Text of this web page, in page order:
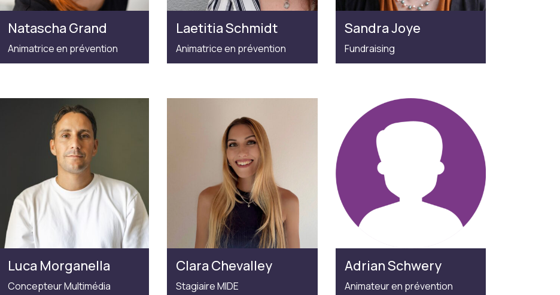
Natascha Grand
Animatrice en prévention
Laetitia Schmidt
Animatrice en prévention
Sandra Joye
Fundraising
Luca Morganella
Concepteur Multimédia
Clara Chevalley
Stagiaire MIDE
Adrian Schwery
Animateur en prévention